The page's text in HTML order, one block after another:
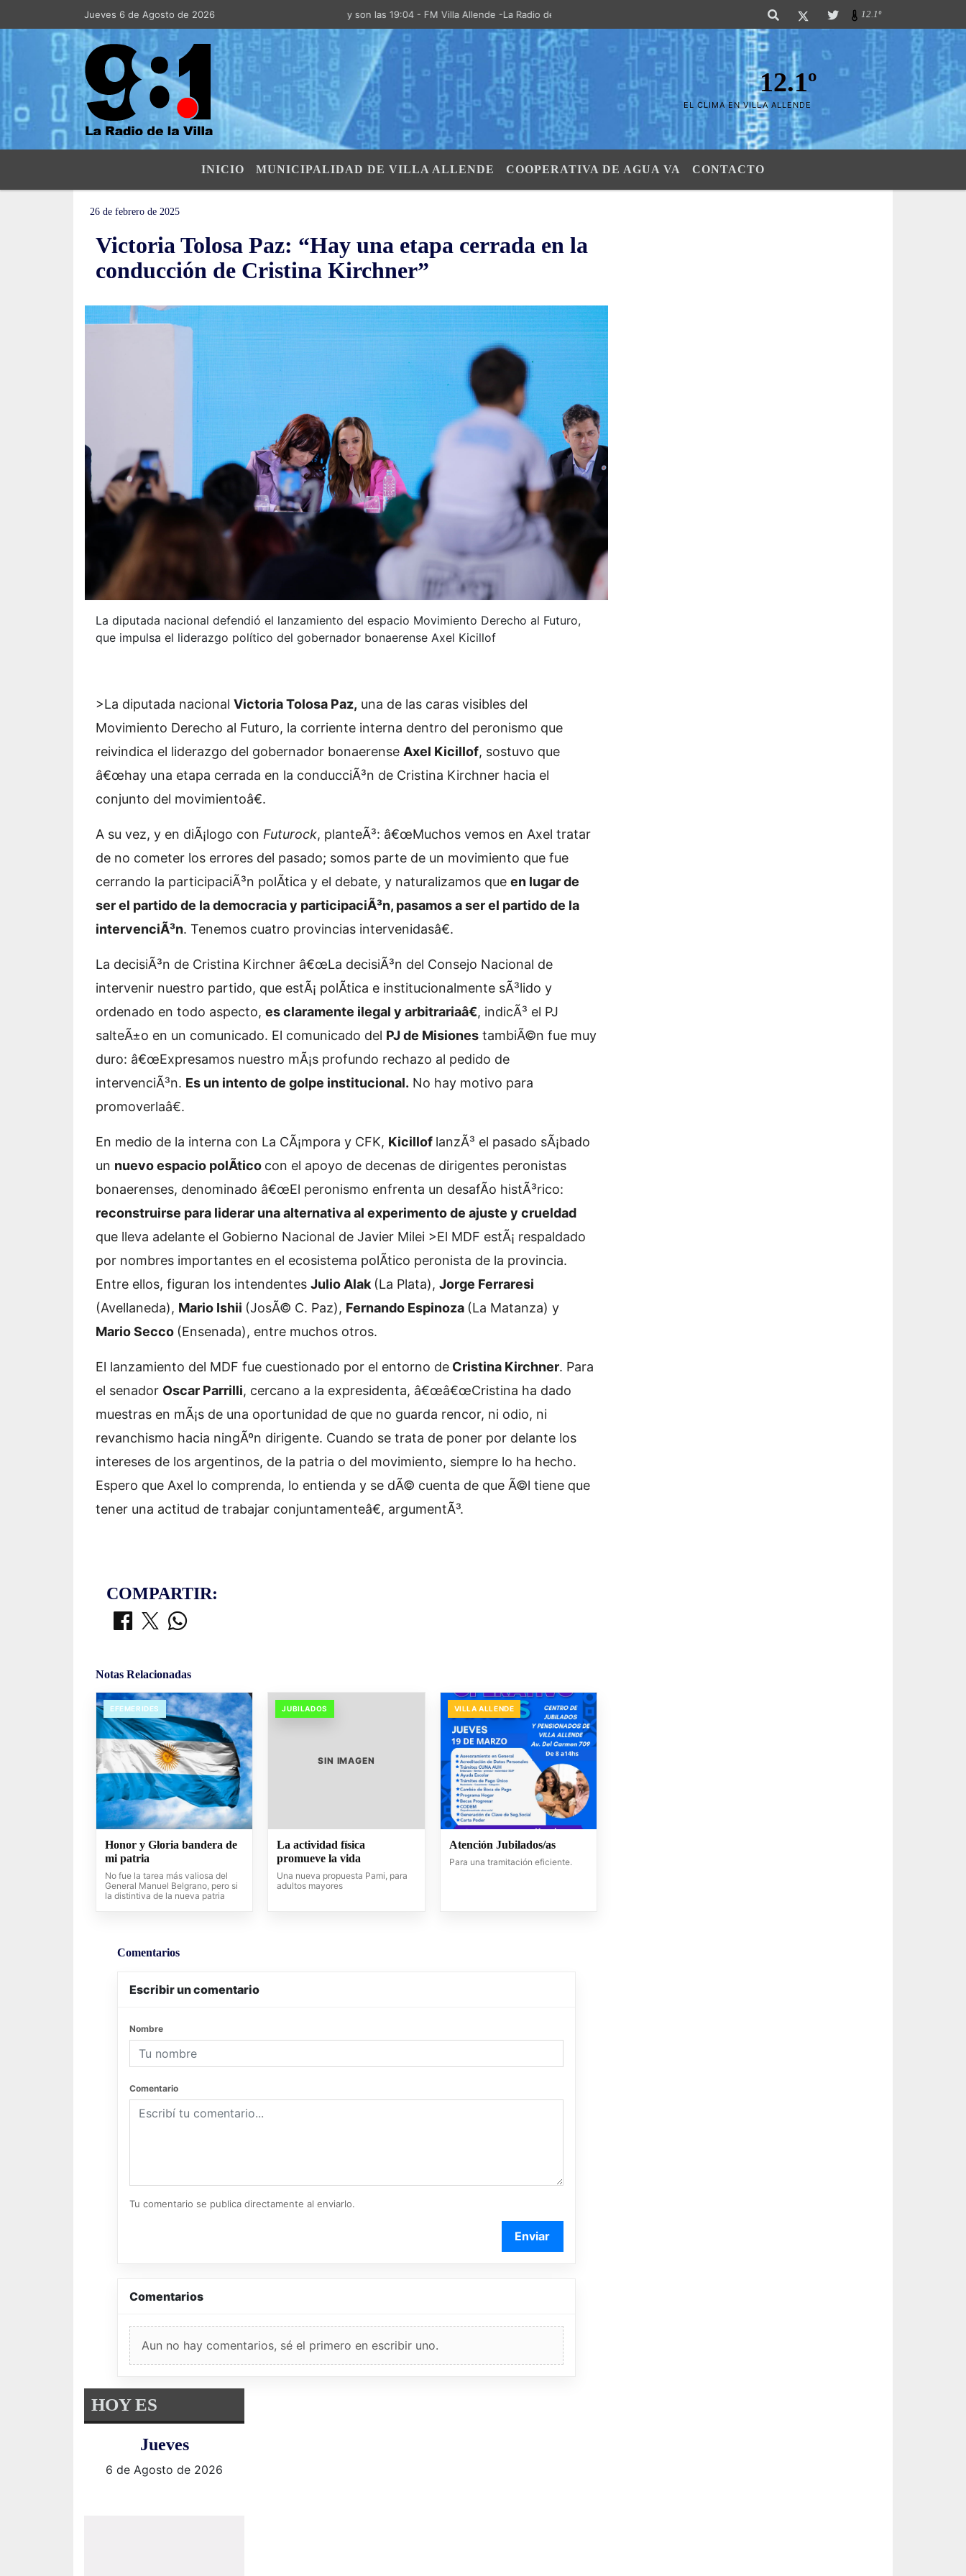
Jueves 6 de Agosto de 2026Hoy es Jueves 6 de Agosto de 2026 y son las 19:04 - FM Villa Allende -La Radio de la Villa- "El Aire de las Sierras". SI SU AVISO ESTA AQUÃ,..FELICITACIONES PUES..! "El
12.1º
12.1º
EL CLIMA EN VILLA ALLENDE
INICIO MUNICIPALIDAD DE VILLA ALLENDE COOPERATIVA DE AGUA VA CONTACTO
26 de febrero de 2025
Victoria Tolosa Paz: “Hay una etapa cerrada en la
conducción de Cristina Kirchner”
La diputada nacional defendió el lanzamiento del espacio Movimiento Derecho al Futuro,
que impulsa el liderazgo político del gobernador bonaerense Axel Kicillof
>La diputada nacional Victoria Tolosa Paz, una de las caras visibles del
Movimiento Derecho al Futuro, la corriente interna dentro del peronismo que
reivindica el liderazgo del gobernador bonaerense Axel Kicillof, sostuvo que
â€œhay una etapa cerrada en la conducciÃ³n de Cristina Kirchner hacia el
conjunto del movimientoâ€.
A su vez, y en diÃ¡logo con Futurock, planteÃ³: â€œMuchos vemos en Axel tratar
de no cometer los errores del pasado; somos parte de un movimiento que fue
cerrando la participaciÃ³n polÃ­tica y el debate, y naturalizamos que en lugar de
ser el partido de la democracia y participaciÃ³n, pasamos a ser el partido de la
intervenciÃ³n. Tenemos cuatro provincias intervenidasâ€.
La decisiÃ³n de Cristina Kirchner â€œLa decisiÃ³n del Consejo Nacional de
intervenir nuestro partido, que estÃ¡ polÃ­tica e institucionalmente sÃ³lido y
ordenado en todo aspecto, es claramente ilegal y arbitrariaâ€, indicÃ³ el PJ
salteÃ±o en un comunicado. El comunicado del PJ de Misiones tambiÃ©n fue muy
duro: â€œExpresamos nuestro mÃ¡s profundo rechazo al pedido de
intervenciÃ³n. Es un intento de golpe institucional. No hay motivo para
promoverlaâ€.
En medio de la interna con La CÃ¡mpora y CFK, Kicillof lanzÃ³ el pasado sÃ¡bado
un nuevo espacio polÃ­tico con el apoyo de decenas de dirigentes peronistas
bonaerenses, denominado â€œEl peronismo enfrenta un desafÃ­o histÃ³rico:
reconstruirse para liderar una alternativa al experimento de ajuste y crueldad
que lleva adelante el Gobierno Nacional de Javier Milei >El MDF estÃ¡ respaldado
por nombres importantes en el ecosistema polÃ­tico peronista de la provincia.
Entre ellos, figuran los intendentes Julio Alak (La Plata), Jorge Ferraresi
(Avellaneda), Mario Ishii (JosÃ© C. Paz), Fernando Espinoza (La Matanza) y
Mario Secco (Ensenada), entre muchos otros.
El lanzamiento del MDF fue cuestionado por el entorno de Cristina Kirchner. Para
el senador Oscar Parrilli, cercano a la expresidenta, â€œâ€œCristina ha dado
muestras en mÃ¡s de una oportunidad de que no guarda rencor, ni odio, ni
revanchismo hacia ningÃºn dirigente. Cuando se trata de poner por delante los
intereses de los argentinos, de la patria o del movimiento, siempre lo ha hecho.
Espero que Axel lo comprenda, lo entienda y se dÃ© cuenta de que Ã©l tiene que
tener una actitud de trabajar conjuntamenteâ€, argumentÃ³.
COMPARTIR:
Notas Relacionadas
EFEMERIDES
Honor y Gloria bandera de
mi patria
No fue la tarea más valiosa del
General Manuel Belgrano, pero si
la distintiva de la nueva patria
JUBILADOS
SIN IMAGEN
La actividad física
promueve la vida
Una nueva propuesta Pami, para
adultos mayores
VILLA ALLENDE
Atención Jubilados/as
Para una tramitación eficiente.
Comentarios
Escribir un comentario
Nombre
Comentario
Tu comentario se publica directamente al enviarlo.
Enviar
Comentarios
Aun no hay comentarios, sé el primero en escribir uno.
HOY ES
Jueves
6 de Agosto de 2026